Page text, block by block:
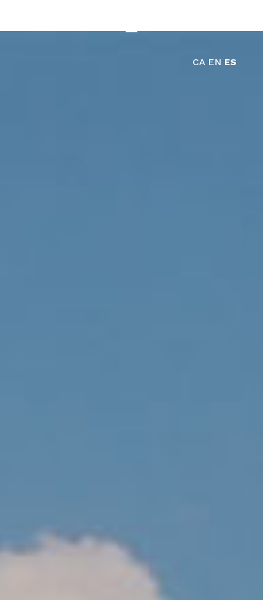
CA EN ES